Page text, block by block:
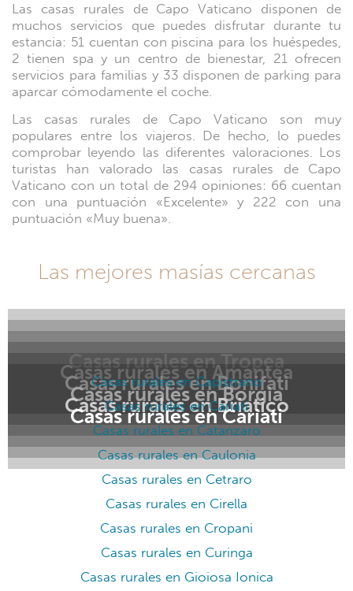
Las casas rurales de Capo Vaticano disponen de
muchos servicios que puedes disfrutar durante tu
estancia: 51 cuentan con piscina para los huéspedes,
2 tienen spa y un centro de bienestar, 21 ofrecen
servicios para familias y 33 disponen de parking para
aparcar cómodamente el coche.
Las casas rurales de Capo Vaticano son ​​muy
populares entre los viajeros. De hecho, lo puedes
comprobar leyendo las diferentes valoraciones. Los
turistas han valorado las casas rurales de Capo
Vaticano con un total de 294 opiniones: 66 cuentan
con una puntuación «Excelente» y 222 con una
puntuación «Muy buena».
Las mejores masías cercanas
Casas rurales en Tropea
Casas rurales en Amantea
Casas rurales en Bonifati
Casas rurales en Borgia
Casas rurales en Briatico
Casas rurales en Cariati
Casas rurales en Capistrano
Casas rurales en Cariati
Casas rurales en Catanzaro
Casas rurales en Caulonia
Casas rurales en Cetraro
Casas rurales en Cirella
Casas rurales en Cropani
Casas rurales en Curinga
Casas rurales en Gioiosa Ionica